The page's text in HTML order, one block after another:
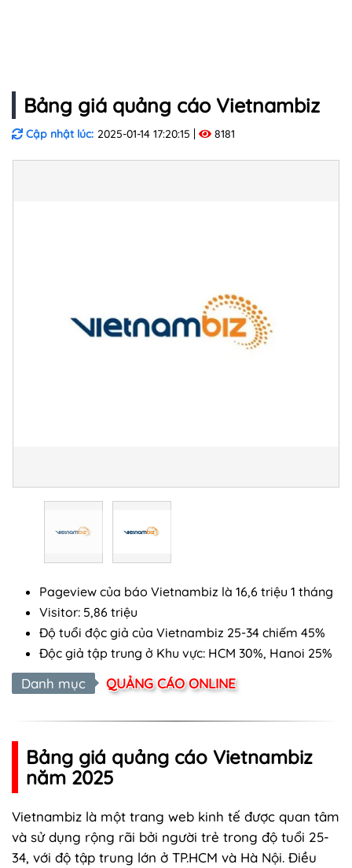
Bảng giá quảng cáo Vietnambiz
Cập nhật lúc: 2025-01-14 17:20:15 8181
Pageview của báo Vietnambiz là 16,6 triệu 1 tháng
Visitor: 5,86 triệu
Độ tuổi độc giả của Vietnambiz 25-34 chiếm 45%
Độc giả tập trung ở Khu vực: HCM 30%, Hanoi 25%
Danh mục QUẢNG CÁO ONLINE
Bảng giá quảng cáo Vietnambiz
năm 2025
Vietnambiz là một trang web kinh tế được quan tâm
và sử dụng rộng rãi bởi người trẻ trong độ tuổi 25-
34, với độ tập trung lớn ở TP.HCM và Hà Nội. Điều